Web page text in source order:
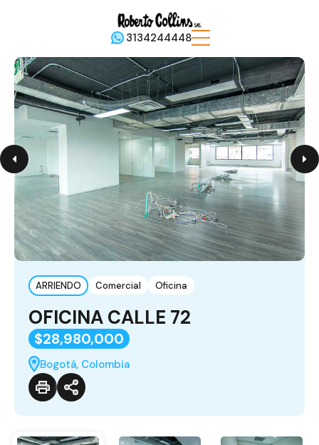
3134244448
ARRIENDO Comercial Oficina
OFICINA CALLE 72
$28,980,000
Bogotá, Colombia